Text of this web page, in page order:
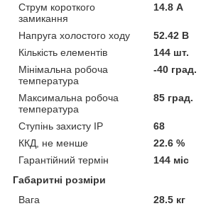
Струм короткого
замикання
14.8 А
Напруга холостого ходу
52.42 В
Кількість елементів
144 шт.
Мінімальна робоча
температура
-40 град.
Максимальна робоча
температура
85 град.
Ступінь захисту IP
68
ККД, не менше
22.6 %
Гарантійний термін
144 міс
Габаритні розміри
Вага
28.5 кг